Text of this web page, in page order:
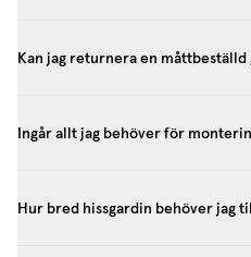
Kan jag returnera en måttbeställd
Ingår allt jag behöver för
Hur bred hissgardin behöver jag